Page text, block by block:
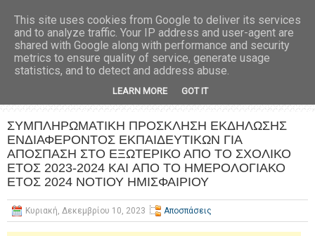
ΣΥΜΠΛΗΡΩΜΑΤΙΚΗ ΠΡΟΣΚΛΗΣΗ ΕΚΔΗΛΩΣΗΣ
ΕΝΔΙΑΦΕΡΟΝΤΟΣ ΕΚΠΑΙΔΕΥΤΙΚΩΝ ΓΙΑ
ΑΠΟΣΠΑΣΗ ΣΤΟ ΕΞΩΤΕΡΙΚΟ ΑΠΟ ΤΟ ΣΧΟΛΙΚΟ
ΕΤΟΣ 2023-2024 KAI ΑΠΟ ΤΟ ΗΜΕΡΟΛΟΓΙΑΚΟ
ΕΤΟΣ 2024 ΝΟΤΙΟΥ ΗΜΙΣΦΑΙΡΙΟΥ
Κυριακή, Δεκεμβρίου 10, 2023 Αποσπάσεις
This site uses cookies from Google to deliver its services
and to analyze traffic. Your IP address and user-agent are
shared with Google along with performance and security
metrics to ensure quality of service, generate usage
statistics, and to detect and address abuse.
LEARN MORE GOT IT